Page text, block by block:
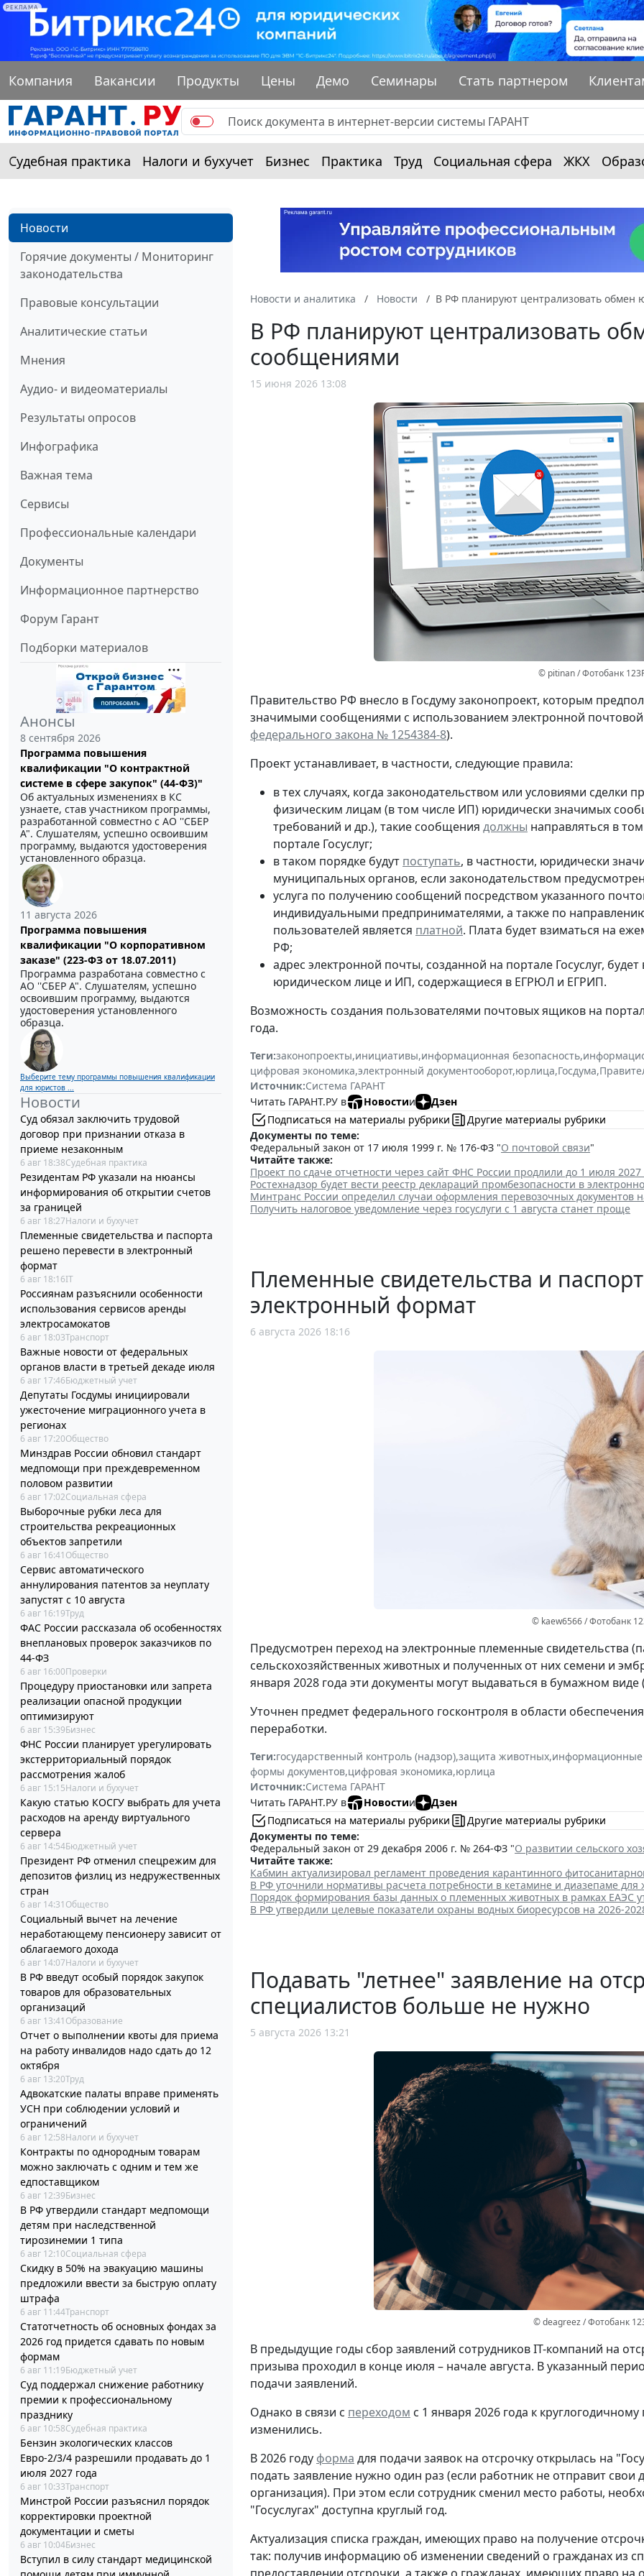
РЕКЛАМА
Компания Вакансии Продукты Цены Демо Семинары Стать партнером
Судебная практика Налоги и бухучет Бизнес Практика Труд Социальная сфера ЖКХ
Новости
Горячие документы / Мониторинг
законодательства
Правовые консультации
Аналитические статьи
Мнения
Аудио- и видеоматериалы
Результаты опросов
Инфографика
Важная тема
Сервисы
Профессиональные календари
Документы
Информационное партнерство
Форум Гарант
Подборки материалов
Анонсы
8 сентября 2026
Программа повышения
квалификации "О контрактной
системе в сфере закупок" (44-ФЗ)"
Об актуальных изменениях в КС
узнаете, став участником программы,
разработанной совместно с АО ''СБЕР
А". Слушателям, успешно освоившим
программу, выдаются удостоверения
установленного образца.
11 августа 2026
Программа повышения
квалификации "О корпоративном
заказе" (223-ФЗ от 18.07.2011)
Программа разработана совместно с
АО ''СБЕР А". Слушателям, успешно
освоившим программу, выдаются
удостоверения установленного
образца.
Выберите тему программы повышения квалификации
для юристов ...
Новости
Суд обязал заключить трудовой
договор при признании отказа в
приеме незаконным
6 авг 18:38Судебная практика
Резидентам РФ указали на нюансы
информирования об открытии счетов
за границей
6 авг 18:27Налоги и бухучет
Племенные свидетельства и паспорта
решено перевести в электронный
формат
6 авг 18:16IT
Россиянам разъяснили особенности
использования сервисов аренды
электросамокатов
6 авг 18:03Транспорт
Важные новости от федеральных
органов власти в третьей декаде июля
6 авг 17:46Бюджетный учет
Депутаты Госдумы инициировали
ужесточение миграционного учета в
регионах
6 авг 17:20Общество
Минздрав России обновил стандарт
медпомощи при преждевременном
половом развитии
6 авг 17:02Социальная сфера
Выборочные рубки леса для
строительства рекреационных
объектов запретили
6 авг 16:41 Общество
Сервис автоматического
аннулирования патентов за неуплату
запустят с 10 августа
6 авг 16:19Труд
ФАС России рассказала об особенностях
внеплановых проверок заказчиков по
44-ФЗ
6 авг 16:00Проверки
Процедуру приостановки или запрета
реализации опасной продукции
оптимизируют
6 авг 15:39Бизнес
ФНС России планирует урегулировать
экстерриториальный порядок
рассмотрения жалоб
6 авг 15:15Налоги и бухучет
Какую статью КОСГУ выбрать для учета
расходов на аренду виртуального
сервера
6 авг 14:54Бюджетный учет
Президент РФ отменил спецрежим для
депозитов физлиц из недружественных
стран
6 авг 14:31 Общество
Социальный вычет на лечение
неработающему пенсионеру зависит от
облагаемого дохода
6 авг 14:07Налоги и бухучет
В РФ введут особый порядок закупок
товаров для образовательных
организаций
6 авг 13:41 Образование
Отчет о выполнении квоты для приема
на работу инвалидов надо сдать до 12
октября
6 авг 13:20Труд
Адвокатские палаты вправе применять
УСН при соблюдении условий и
ограничений
6 авг 12:58Налоги и бухучет
Контракты по однородным товарам
можно заключать с одним и тем же
едпоставщиком
6 авг 12:39Бизнес
В РФ утвердили стандарт медпомощи
детям при наследственной
тирозинемии 1 типа
6 авг 12:10Социальная сфера
Скидку в 50% на эвакуацию машины
предложили ввести за быструю оплату
штрафа
6 авг 11:44Транспорт
Статотчетность об основных фондах за
2026 год придется сдавать по новым
формам
6 авг 11:19Бюджетный учет
Суд поддержал снижение работнику
премии к профессиональному
празднику
6 авг 10:58Судебная практика
Бензин экологических классов
Евро-2/3/4 разрешили продавать до 1
июля 2027 года
6 авг 10:33Транспорт
Минстрой России разъяснил порядок
корректировки проектной
документации и сметы
6 авг 10:04Бизнес
Вступил в силу стандарт медицинской
Новости и аналитика Новости В РФ планируют централизовать
В РФ планируют централизовать
сообщениями
15 июня 2026 13:08
© pitinan / Фотобанк
Правительство РФ внесло в Госдуму законопроект, которым
значимыми сообщениями с использованием электронной почтовой
федерального закона № 1254384-8).
Проект устанавливает, в частности, следующие правила:
в тех случаях, когда законодательством или условиями
физическим лицам (в том числе ИП) юридически значимых
требований и др.), такие сообщения должны направляться в
портале Госуслуг;
в таком порядке будут поступать, в частности, юридически
муниципальных органов, если законодательством
услуга по получению сообщений посредством указанного
индивидуальными предпринимателями, а также по
пользователей является платной. Плата будет взиматься на
РФ;
адрес электронной почты, созданной на портале Госуслуг,
юридическом лице и ИП, содержащиеся в ЕГРЮЛ и ЕГРИП.
Возможность создания пользователями почтовых ящиков на
года.
Теги:законопроекты,инициативы,информационная безопасность,
цифровая экономика,электронный документооборот,юрлица,Госдума,
Источник:Система ГАРАНТ
Читать ГАРАНТ.РУ в
Новостии
Дзен
Подписаться на материалы рубрики
Другие материалы рубрики
Документы по теме:
Федеральный закон от 17 июля 1999 г. № 176-ФЗ "О почтовой связи"
Читайте также:
Проект по сдаче отчетности через сайт ФНС России продлили до 1 июля 2027
Ростехнадзор будет вести реестр деклараций промбезопасности в
Минтранс России определил случаи оформления перевозочных документов
Получить налоговое уведомление через госуслуги с 1 августа станет проще
Племенные свидетельства и
электронный формат
6 августа 2026 18:16
© kaew6566 / Фотобанк
Предусмотрен переход на электронные племенные свидетельства
сельскохозяйственных животных и полученных от них семени и
января 2028 года эти документы могут выдаваться в бумажном виде
Уточнен предмет федерального госконтроля в области
переработки.
Теги:государственный контроль (надзор),защита животных,информационные
формы документов,цифровая экономика,юрлица
Источник:Система ГАРАНТ
Читать ГАРАНТ.РУ в
Новостии
Дзен
Подписаться на материалы рубрики
Другие материалы рубрики
Документы по теме:
Федеральный закон от 29 декабря 2006 г. № 264-ФЗ "О развитии сельского
Читайте также:
Кабмин актуализировал регламент проведения карантинного
В РФ уточнили нормативы расчета потребности в кетамине и диазепаме для
Порядок формирования базы данных о племенных животных в рамках ЕАЭС
В РФ утвердили целевые показатели охраны водных биоресурсов на 2026-
Подавать "летнее" заявление на
специалистов больше не нужно
5 августа 2026 13:21
© deagreez / Фотобанк
В предыдущие годы сбор заявлений сотрудников IT-компаний на
призыва проходил в конце июля – начале августа. В указанный
подачи заявлений.
Однако в связи с переходом с 1 января 2026 года к
изменились.
В 2026 году форма для подачи заявок на отсрочку открылась на
подать заявление нужно один раз (если работник не отправит свои
организация). При этом если сотрудник сменил место работы,
"Госуслугах" доступна круглый год.
Актуализация списка граждан, имеющих право на получение
так: получив информацию об изменении сведений о гражданах из